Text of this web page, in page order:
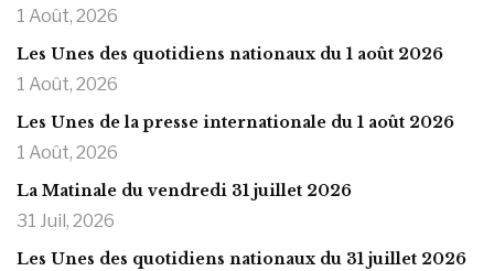
1 Août, 2026
Les Unes des quotidiens nationaux du 1 août 2026
1 Août, 2026
Les Unes de la presse internationale du 1 août 2026
1 Août, 2026
La Matinale du vendredi 31 juillet 2026
31 Juil, 2026
Les Unes des quotidiens nationaux du 31 juillet 2026